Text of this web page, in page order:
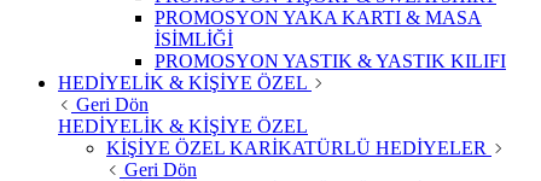
PROMOSYON YAKA KARTI & MASA
İSİMLİĞİ
PROMOSYON YASTIK & YASTIK KILIFI
HEDİYELİK & KİŞİYE ÖZEL
Geri Dön
HEDİYELİK & KİŞİYE ÖZEL
KİŞİYE ÖZEL KARİKATÜRLÜ HEDİYELER
Geri Dön